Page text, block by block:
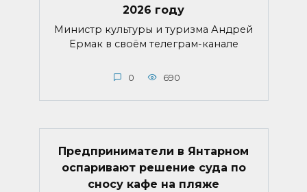
2026 году
Министр культуры и туризма Андрей
Ермак в своём телеграм-канале
0 690
Предприниматели в Янтарном
оспаривают решение суда по
сносу кафе на пляже